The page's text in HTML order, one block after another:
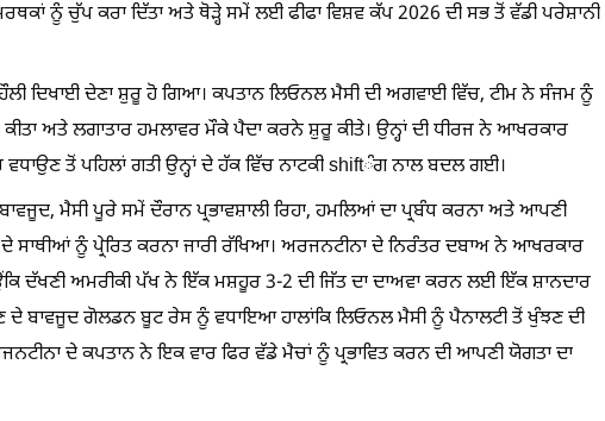
ਨੂੰ ਚੁੱਪ ਕਰਾ ਦਿੱਤਾ ਅਤੇ ਥੋੜ੍ਹੇ ਸਮੇਂ ਲਈ ਫੀਫਾ ਵਿਸ਼ਵ ਕੱਪ 2026 ਦੀ ਸਭ ਤੋਂ ਵੱਡੀ ਪਰੇਸ਼ਾਨੀ
ਹੌਲੀ ਦਿਖਾਈ ਦੇਣਾ ਸ਼ੁਰੂ ਹੋ ਗਿਆ। ਕਪਤਾਨ ਲਿਓਨਲ ਮੈਸੀ ਦੀ ਅਗਵਾਈ ਵਿੱਚ, ਟੀਮ ਨੇ ਸੰਜਮ ਨੂੰ
ਕੀਤਾ ਅਤੇ ਲਗਾਤਾਰ ਹਮਲਾਵਰ ਮੌਕੇ ਪੈਦਾ ਕਰਨੇ ਸ਼ੁਰੂ ਕੀਤੇ। ਉਨ੍ਹਾਂ ਦੀ ਧੀਰਜ ਨੇ ਆਖਰਕਾਰ
ਵਧਾਉਣ ਤੋਂ ਪਹਿਲਾਂ ਗਤੀ ਉਨ੍ਹਾਂ ਦੇ ਹੱਕ ਵਿੱਚ ਨਾਟਕੀ shiftੰਗ ਨਾਲ ਬਦਲ ਗਈ।
ਮੈਸੀ ਪੂਰੇ ਸਮੇਂ ਦੌਰਾਨ ਪ੍ਰਭਾਵਸ਼ਾਲੀ ਰਿਹਾ, ਹਮਲਿਆਂ ਦਾ ਪ੍ਰਬੰਧ ਕਰਨਾ ਅਤੇ ਆਪਣੀ
ਸਾਥੀਆਂ ਨੂੰ ਪ੍ਰੇਰਿਤ ਕਰਨਾ ਜਾਰੀ ਰੱਖਿਆ। ਅਰਜਨਟੀਨਾ ਦੇ ਨਿਰੰਤਰ ਦਬਾਅ ਨੇ ਆਖਰਕਾਰ
ਦੱਖਣੀ ਅਮਰੀਕੀ ਪੱਖ ਨੇ ਇੱਕ ਮਸ਼ਹੂਰ 3-2 ਦੀ ਜਿੱਤ ਦਾ ਦਾਅਵਾ ਕਰਨ ਲਈ ਇੱਕ ਸ਼ਾਨਦਾਰ
ਦੇ ਬਾਵਜੂਦ ਗੋਲਡਨ ਬੂਟ ਰੇਸ ਨੂੰ ਵਧਾਇਆ ਹਾਲਾਂਕਿ ਲਿਓਨਲ ਮੈਸੀ ਨੂੰ ਪੈਨਾਲਟੀ ਤੋਂ ਖੁੰਝਣ ਦੀ
ਦੇ ਕਪਤਾਨ ਨੇ ਇਕ ਵਾਰ ਫਿਰ ਵੱਡੇ ਮੈਚਾਂ ਨੂੰ ਪ੍ਰਭਾਵਿਤ ਕਰਨ ਦੀ ਆਪਣੀ ਯੋਗਤਾ ਦਾ